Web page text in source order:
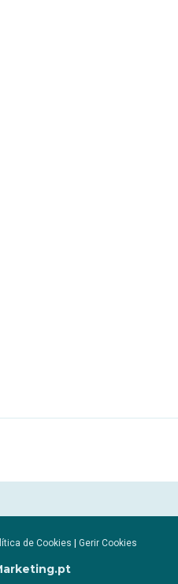
de Cookies | Gerir Cookies